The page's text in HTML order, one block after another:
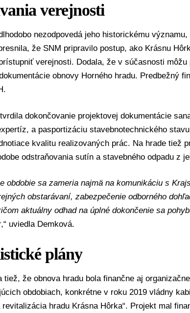
verejnosti
nezodpovedá jeho historickému
že SNM pripravilo postup, ako Krásnu
verejnosti. Dodala, že v súčasnosti
obnovy Horného hradu. Predbežný
dokončovanie projektovej dokumentácie
a pasportizáciu stavebnotechnického
kvalitu realizovaných prác. Na hrade tiež
odstraňovania sutín a stavebného odpadu z
obdobie sa zameria najmä na komunikáciu s
obstarávaní, zabezpečenie odborného
aktuálny odhad na úplné dokončenie sa
,“ uviedla Demková.
plány
tiež, že obnova hradu bola finančne aj
obdobiach, konkrétne v roku 2019 vládny
revitalizácia hradu Krásna Hôrka“. Projekt mal